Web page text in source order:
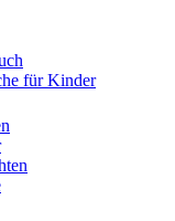
für Kinder